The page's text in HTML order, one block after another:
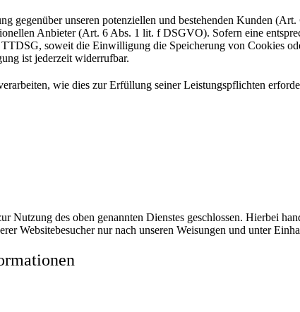
gegenüber unseren potenziellen und bestehenden Kunden
Anbieter (Art. 6 Abs. 1 lit. f DSGVO). Sofern eine
soweit die Einwilligung die Speicherung von Cookies
ist jederzeit widerrufbar.
wie dies zur Erfüllung seiner Leistungspflichten
des oben genannten Dienstes geschlossen. Hierbei
Websitebesucher nur nach unseren Weisungen und unter